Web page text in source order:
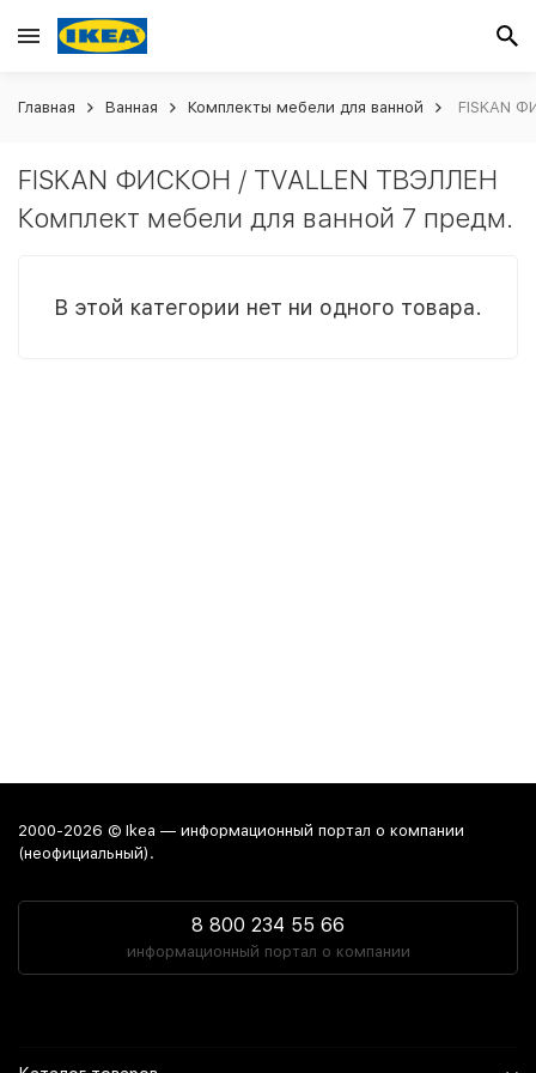
Главная Ванная Комплекты мебели для ванной FISKAN
FISKAN ФИСКОН / TVALLEN ТВЭЛЛЕН
Комплект мебели для ванной 7 предм.
В этой категории нет ни одного товара.
2000-2026 © Ikea — информационный портал о компании
(неофициальный).
8 800 234 55 66
информационный портал о компании